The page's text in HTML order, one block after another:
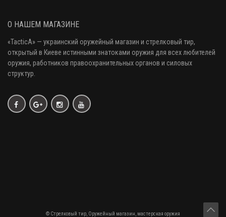
О НАШЕМ МАГАЗИНЕ
«TacticA» — украинский оружейный магазин и стрелковый тир,
открытый в Киеве истинными знатоками оружия для всех любителей
оружия, работников правоохранительных органов и силовых
структур.
© Стрелковый тир, Оружейный магазин, мастерская оружия